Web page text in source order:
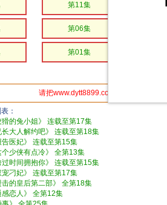
第11集
第06集
第01集
请把www.dytt8899.com分享给你的朋
：
的兔小姐》 连载至第17集
大人解约吧》 连载至第18集
医妃》 连载至第15集
少侠有点冷》 全第13集
时间拥抱你》 连载至第15集
刁妃》 连载至第17集
的皇后第二部》 全第18集
恋人》 全第12集